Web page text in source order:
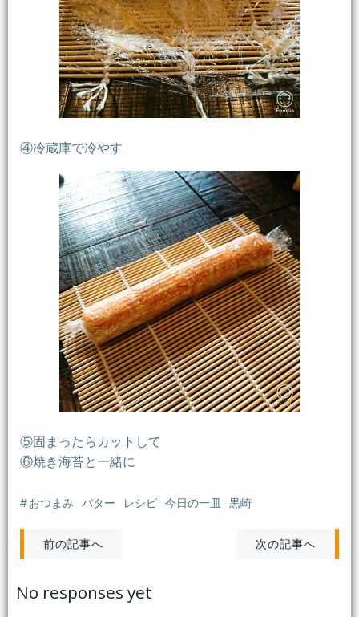
④冷蔵庫で冷やす
⑤固まったらカットして
⑥焼き海苔と一緒に
#おつまみ バター レシピ 今日の一皿 黒崎
投
稿
前の記事へ 次の記事へ
No responses yet